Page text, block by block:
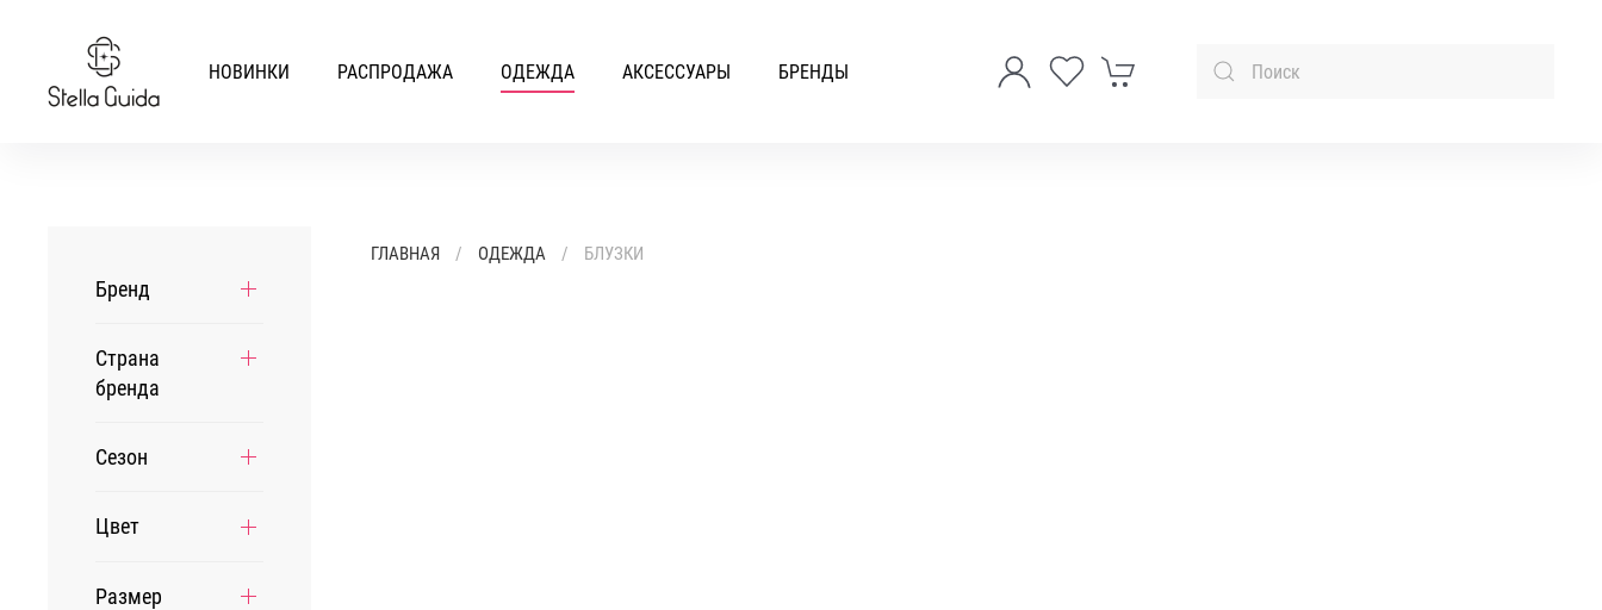
НОВИНКИ РАСПРОДАЖА ОДЕЖДА АКСЕССУАРЫ БРЕНДЫ
ГЛАВНАЯ ОДЕЖДА БЛУЗКИ
Бренд
Страна
бренда
Сезон
Цвет
Размер